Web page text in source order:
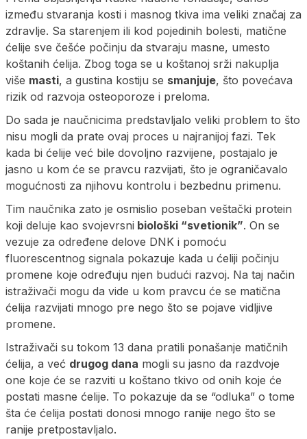
između stvaranja kosti i masnog tkiva ima veliki značaj za
zdravlje. Sa starenjem ili kod pojedinih bolesti, matične
ćelije sve češće počinju da stvaraju masne, umesto
koštanih ćelija. Zbog toga se u koštanoj srži nakuplja
više masti, a gustina kostiju se smanjuje, što povećava
rizik od razvoja osteoporoze i preloma.
Do sada je naučnicima predstavljalo veliki problem to što
nisu mogli da prate ovaj proces u najranijoj fazi. Tek
kada bi ćelije već bile dovoljno razvijene, postajalo je
jasno u kom će se pravcu razvijati, što je ograničavalo
mogućnosti za njihovu kontrolu i bezbednu primenu.
Tim naučnika zato je osmislio poseban veštački protein
koji deluje kao svojevrsni biološki “svetionik”. On se
vezuje za određene delove DNK i pomoću
fluorescentnog signala pokazuje kada u ćeliji počinju
promene koje određuju njen budući razvoj. Na taj način
istraživači mogu da vide u kom pravcu će se matična
ćelija razvijati mnogo pre nego što se pojave vidljive
promene.
Istraživači su tokom 13 dana pratili ponašanje matičnih
ćelija, a već drugog dana mogli su jasno da razdvoje
one koje će se razviti u koštano tkivo od onih koje će
postati masne ćelije. To pokazuje da se “odluka” o tome
šta će ćelija postati donosi mnogo ranije nego što se
ranije pretpostavljalo.